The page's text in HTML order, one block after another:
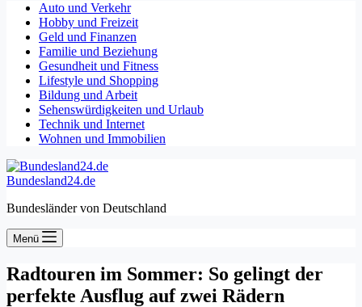
Auto und Verkehr
Hobby und Freizeit
Geld und Finanzen
Familie und Beziehung
Gesundheit und Fitness
Lifestyle und Shopping
Bildung und Arbeit
Sehenswürdigkeiten und Urlaub
Technik und Internet
Wohnen und Immobilien
Bundesland24.de
Bundesländer von Deutschland
Menü
Radtouren im Sommer: So gelingt der
perfekte Ausflug auf zwei Rädern